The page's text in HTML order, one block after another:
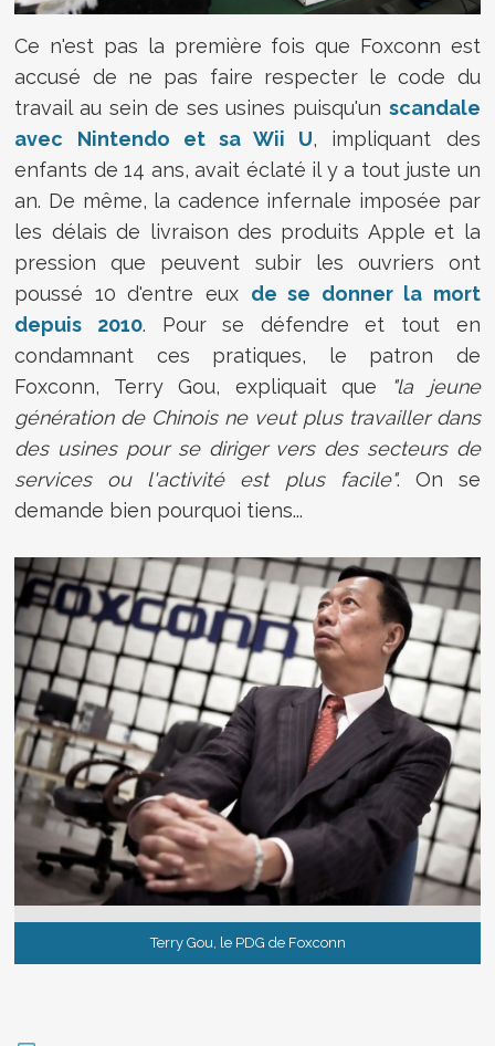
Ce n'est pas la première fois que Foxconn est
accusé de ne pas faire respecter le code du
travail au sein de ses usines puisqu'un scandale
avec Nintendo et sa Wii U, impliquant des
enfants de 14 ans, avait éclaté il y a tout juste un
an. De même, la cadence infernale imposée par
les délais de livraison des produits Apple et la
pression que peuvent subir les ouvriers ont
poussé 10 d'entre eux de se donner la mort
depuis 2010. Pour se défendre et tout en
condamnant ces pratiques, le patron de
Foxconn, Terry Gou, expliquait que
"la jeune
génération de Chinois ne veut plus travailler dans
des usines pour se diriger vers des secteurs de
services ou l'activité est plus facile". On se
demande bien pourquoi tiens...
Terry Gou, le PDG de Foxconn